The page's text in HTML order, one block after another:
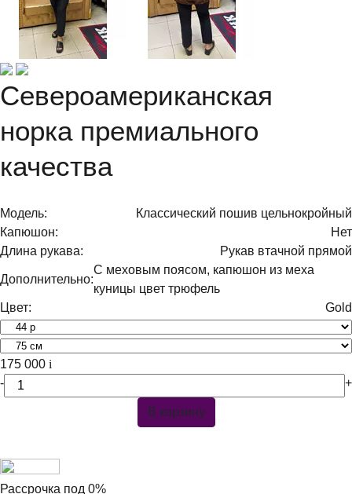
Североамериканская
норка премиального
качества
Модель:
Классический пошив цельнокройный
Капюшон:
Нет
Длина рукава:
Рукав втачной прямой
Дополнительно:
С меховым поясом, капюшон из меха
куницы цвет трюфель
Цвет:
Gold
175 000 i
-
+
В корзину
Рассрочка под 0%